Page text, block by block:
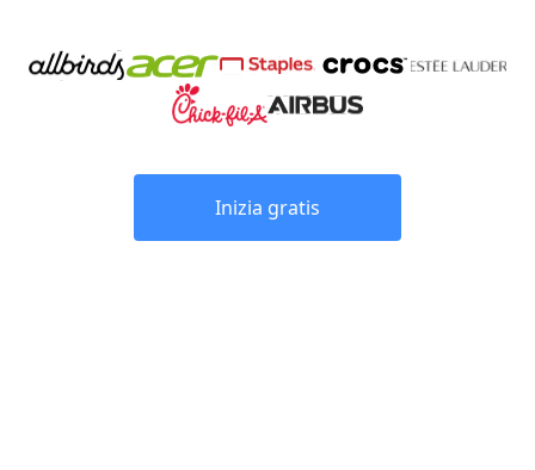
Inizia gratis